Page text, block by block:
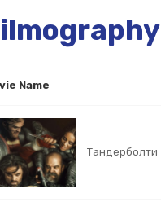
Name
Тандерболти